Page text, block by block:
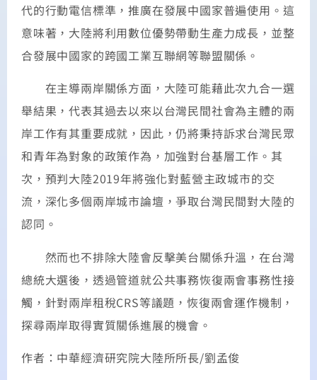
代的行動電信標準，推廣在發展中國家普遍使用。這
意味著，大陸將利用數位優勢帶動生產力成長，並整
合發展中國家的跨國工業互聯網等聯盟關係。
在主導兩岸關係方面，大陸可能藉此次九合一選
舉結果，代表其過去以來以台灣民間社會為主體的兩
岸工作有其重要成就，因此，仍將秉持訴求台灣民眾
和青年為對象的政策作為，加強對台基層工作。其
次，預判大陸2019年將強化對藍營主政城市的交
流，深化多個兩岸城市論壇，爭取台灣民間對大陸的
認同。
然而也不排除大陸會反擊美台關係升溫，在台灣
總統大選後，透過管道就公共事務恢復兩會事務性接
觸，針對兩岸租稅CRS等議題，恢復兩會運作機制，
探尋兩岸取得實質關係進展的機會。
作者：中華經濟研究院大陸所所長/劉孟俊